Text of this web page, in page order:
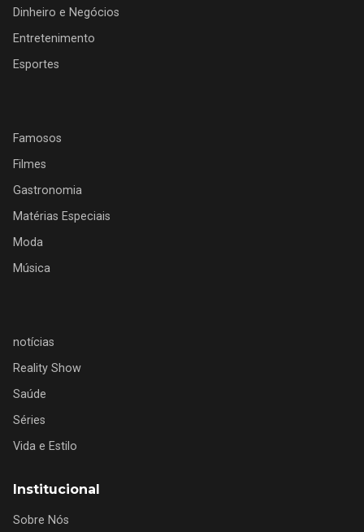
Dinheiro e Negócios
Entretenimento
Esportes
Famosos
Filmes
Gastronomia
Matérias Especiais
Moda
Música
notícias
Reality Show
Saúde
Séries
Vida e Estilo
Institucional
Sobre Nós